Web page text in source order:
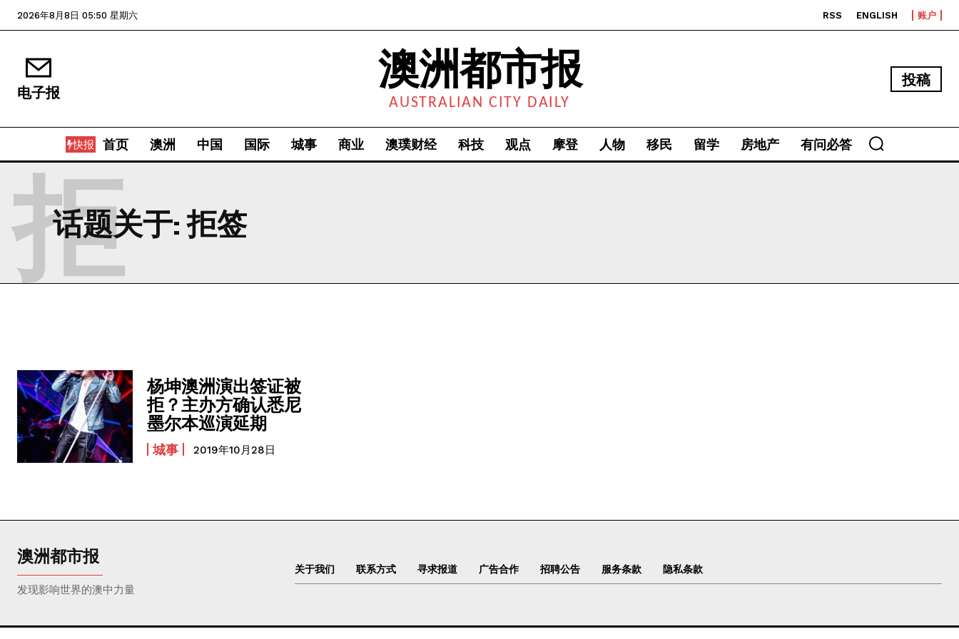
2026年8月8日 05:50 星期六 RSS ENGLISH 账户
电子报 澳洲都市报
AUSTRALIAN CITY DAILY
投稿
快报 首页 澳洲 中国 国际 城事 商业 澳璞财经 科技 观点 摩登 人物 移民 留学 房地产 有问必答
话题关于:拒签
拒
杨坤澳洲演出签证被
拒？主办方确认悉尼
墨尔本巡演延期
城事 2019年10月28日
澳洲都市报
发现影响世界的澳中力量
关于我们 联系方式 寻求报道 广告合作 招聘公告 服务条款 隐私条款